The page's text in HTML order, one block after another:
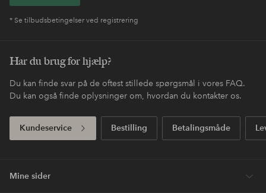
* Se tilbudsbetingelser ved registrering
Har du brug for hjælp?
Du kan finde svar på de oftest stillede spørgsmål i vores FAQ.
Du kan også finde oplysninger om, hvordan du kontakter os.
Kundeservice Bestilling Betalingsmåde
Mine sider